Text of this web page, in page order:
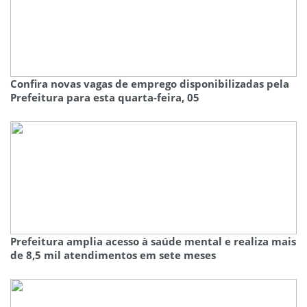
Confira novas vagas de emprego disponibilizadas pela
Prefeitura para esta quarta-feira, 05
Prefeitura amplia acesso à saúde mental e realiza mais
de 8,5 mil atendimentos em sete meses